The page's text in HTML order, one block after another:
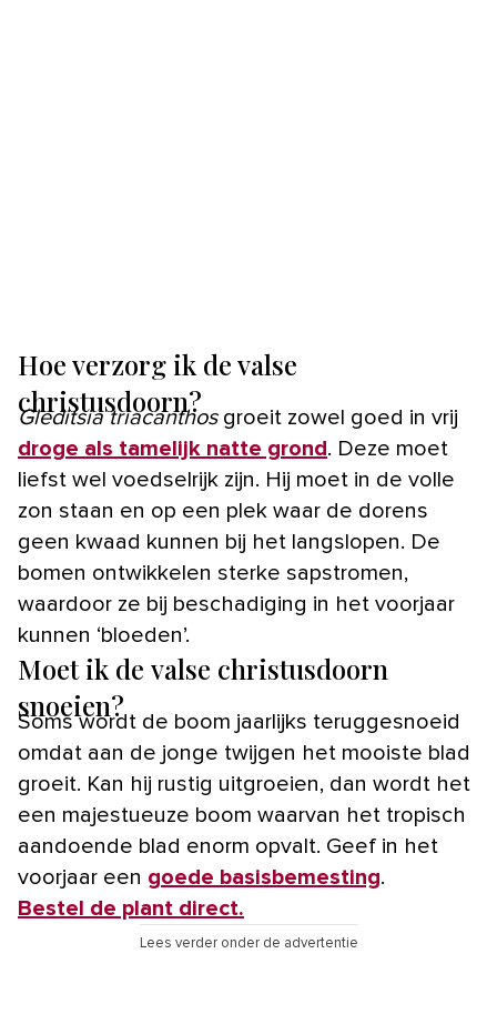
Hoe verzorg ik de valse
christusdoorn?
Gleditsia triacanthosgroeit zowel goed in vrij
droge als tamelijk natte grond . Deze moet
liefst wel voedselrijk zijn. Hij moet in de volle
zon staan en op een plek waar de dorens
geen kwaad kunnen bij het langslopen. De
bomen ontwikkelen sterke sapstromen,
waardoor ze bij beschadiging in het voorjaar
kunnen ‘bloeden’.
Moet ik de valse christusdoorn
snoeien?
Soms wordt de boom jaarlijks teruggesnoeid
omdat aan de jonge twijgen het mooiste blad
groeit. Kan hij rustig uitgroeien, dan wordt het
een majestueuze boom waarvan het tropisch
aandoende blad enorm opvalt. Geef in het
voorjaar een goede basisbemesting.
Bestel de plant direct.
Lees verder onder de advertentie